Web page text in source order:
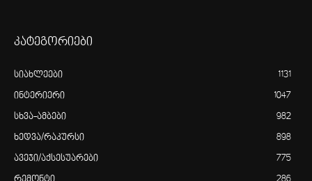
კატეგორიები
სიახლეები 1131
ინტერიერი 1047
სხვა-ამბები 982
ხედვა/რაკურსი 898
ავეჯი/აქსესუარები 775